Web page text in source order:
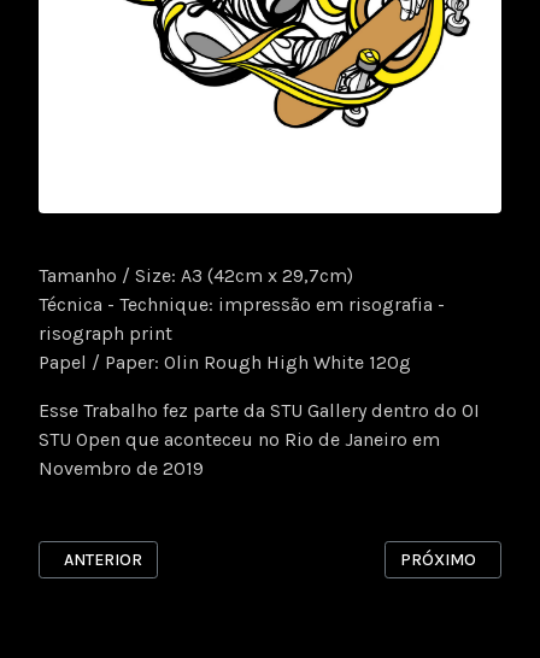
Tamanho / Size: A3 (42cm x 29,7cm)
Técnica - Technique: impressão em risografia -
risograph print
Papel / Paper: Olin Rough High White 120g
Esse Trabalho fez parte da STU Gallery dentro do OI
STU Open que aconteceu no Rio de Janeiro em
Novembro de 2019
ARTIGO ANTERIOR: RISOGRAFIA 3
ANTERIOR PRÓXIMO
PRÓXIMO